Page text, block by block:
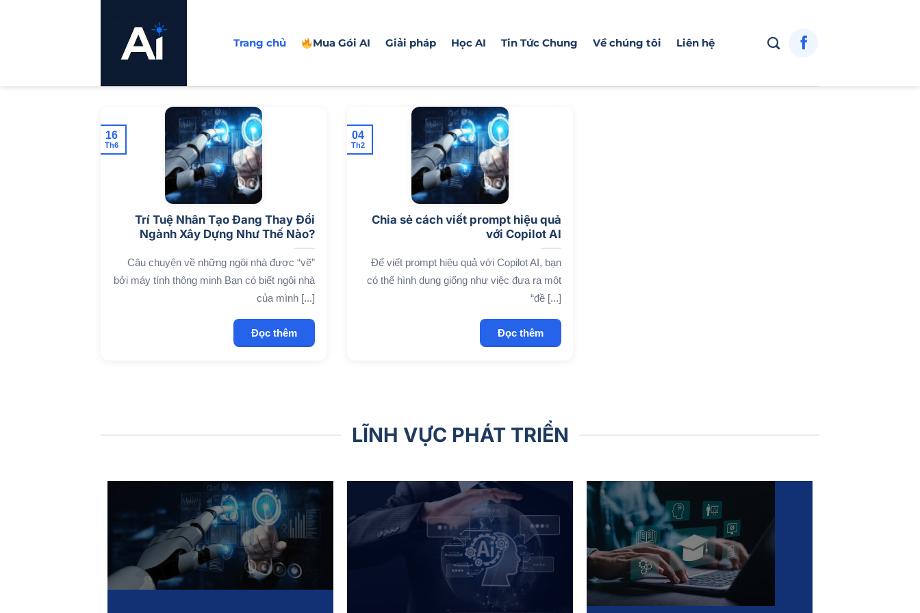
Trang chủ Mua Gói AI Giải pháp Học AI Tin Tức Chung Về chúng tôi Liên hệ
Trí Tuệ Nhân Tạo Đang Thay Đổi
Ngành Xây Dựng Như Thế Nào?
Câu chuyện về những ngôi nhà được “vẽ”
bởi máy tính thông minh Bạn có biết ngôi nhà
của mình [...]
Đọc thêm
16
Th6
Chia sẻ cách viết prompt hiệu quả
với Copilot AI
Để viết prompt hiệu quả với Copilot AI, bạn
có thể hình dung giống như việc đưa ra một
“đề [...]
Đọc thêm
04
Th2
LĨNH VỰC PHÁT TRIỂN